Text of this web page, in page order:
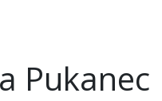
Pukanec